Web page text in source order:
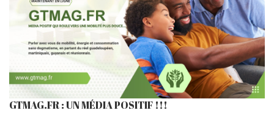
GTMAG.FR : UN MÉDIA POSITIF !!!